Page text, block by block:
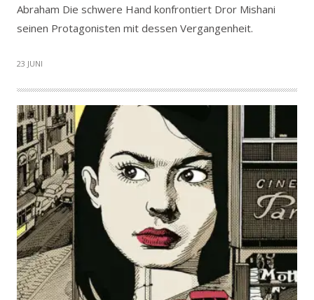
Abraham Die schwere Hand konfrontiert Dror Mishani
seinen Protagonisten mit dessen Vergangenheit.
23 JUNI